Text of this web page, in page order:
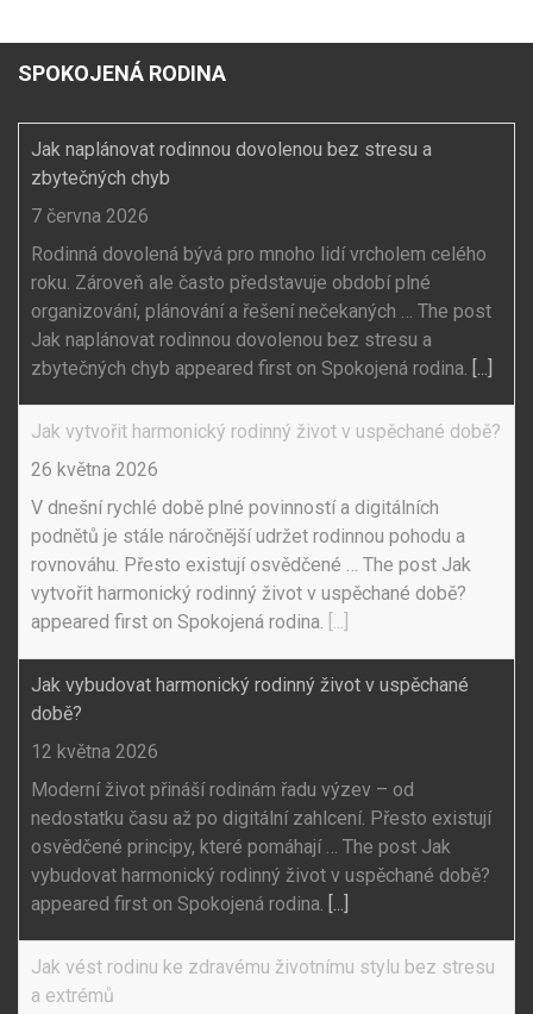
SPOKOJENÁ RODINA
Jak naplánovat rodinnou dovolenou bez stresu a
zbytečných chyb
7 června 2026
Rodinná dovolená bývá pro mnoho lidí vrcholem celého
roku. Zároveň ale často představuje období plné
organizování, plánování a řešení nečekaných … The post
Jak naplánovat rodinnou dovolenou bez stresu a
zbytečných chyb appeared first on Spokojená rodina. [...]
Jak vytvořit harmonický rodinný život v uspěchané době?
26 května 2026
V dnešní rychlé době plné povinností a digitálních
podnětů je stále náročnější udržet rodinnou pohodu a
rovnováhu. Přesto existují osvědčené … The post Jak
vytvořit harmonický rodinný život v uspěchané době?
appeared first on Spokojená rodina. [...]
Jak vybudovat harmonický rodinný život v uspěchané
době?
12 května 2026
Moderní život přináší rodinám řadu výzev – od
nedostatku času až po digitální zahlcení. Přesto existují
osvědčené principy, které pomáhají … The post Jak
vybudovat harmonický rodinný život v uspěchané době?
appeared first on Spokojená rodina. [...]
Jak vést rodinu ke zdravému životnímu stylu bez stresu
a extrémů